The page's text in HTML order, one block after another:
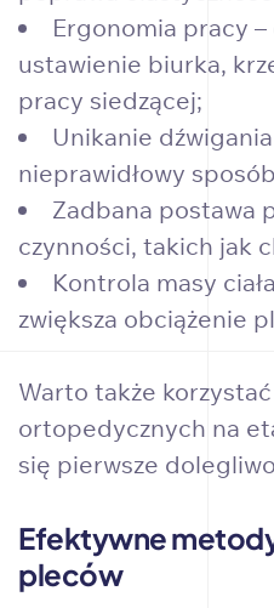
Ergonomia pracy
ustawienie biurka,
pracy siedzącej;
Unikanie
nieprawidłowy
Zadbana postawa
czynności, takich jak
Kontrola masy
zwiększa obciążenie
Warto także
ortopedycznych na
się pierwsze
Efektywne
pleców